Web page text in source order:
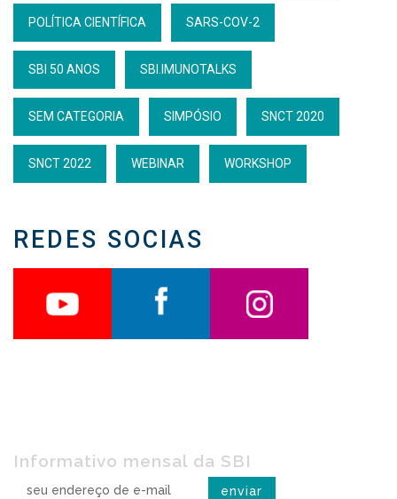
POLÍTICA CIENTÍFICA SARS-COV-2
SBI 50 ANOS SBI.IMUNOTALKS
SEM CATEGORIA SIMPÓSIO SNCT 2020
SNCT 2022 WEBINAR WORKSHOP
REDES SOCIAS
Informativo mensal da SBI